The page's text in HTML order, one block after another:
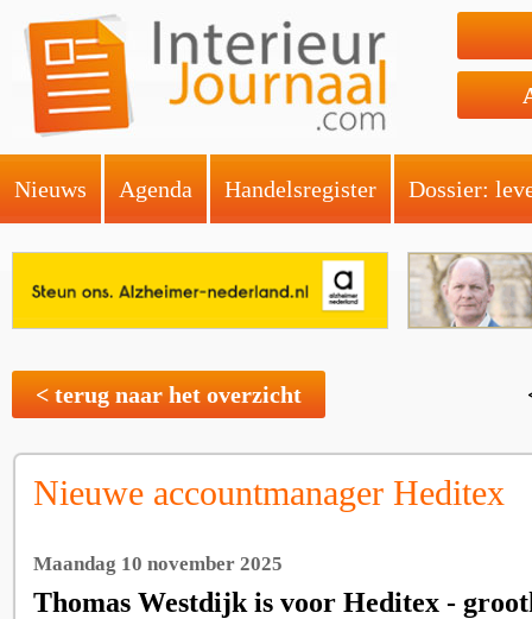
Nieuws Agenda Handelsregister Dossier:
< terug naar het overzicht
Nieuwe accountmanager Heditex
Maandag 10 november 2025
Thomas Westdijk is voor Heditex -